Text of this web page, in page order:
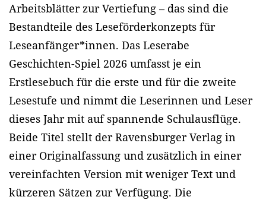
Arbeitsblätter zur Vertiefung – das sind die
Bestandteile des Leseförderkonzepts für
Leseanfänger*innen. Das Leserabe
Geschichten-Spiel 2026 umfasst je ein
Erstlesebuch für die erste und für die zweite
Lesestufe und nimmt die Leserinnen und Leser
dieses Jahr mit auf spannende Schulausflüge.
Beide Titel stellt der Ravensburger Verlag in
einer Originalfassung und zusätzlich in einer
vereinfachten Version mit weniger Text und
kürzeren Sätzen zur Verfügung. Die